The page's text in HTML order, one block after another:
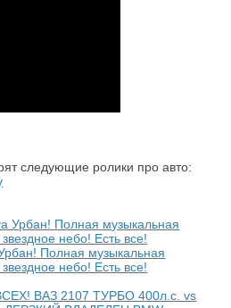
следующие ролики про авто:
Полная музыкальная
небо! Есть все!